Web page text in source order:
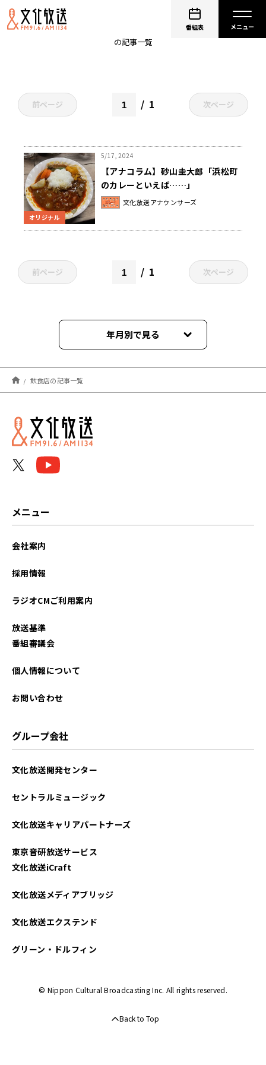
番組表
の記事一覧
前ページ 1 次ページ
オリジナル
5/17, 2024
【アナコラム】砂山圭大郎「浜松町
のカレーといえば……」
文化放送アナウンサーズ
前ページ 1 次ページ
年月別で見る
2024年08月
2024年05月
2023年09月
飲食店の記事一覧
メニュー
会社案内
採用情報
ラジオCMご利用案内
放送基準
番組審議会
個人情報について
お問い合わせ
グループ会社
文化放送開発センター
セントラルミュージック
文化放送キャリアパートナーズ
東京音研放送サービス
文化放送iCraft
文化放送メディアブリッジ
文化放送エクステンド
グリーン・ドルフィン
© Nippon Cultural Broadcasting Inc. All rights reserved.
Back to Top